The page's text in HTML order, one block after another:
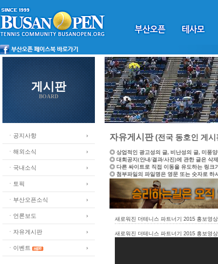
게시판
BOARD
ㆍ공지사항
ㆍ해외소식
ㆍ국내소식
ㆍ토픽
ㆍ부산오픈소식
ㆍ언론보도
ㆍ자유게시판
ㆍ이벤트
자유게시판(전국 동호인 게시
◎ 상업적인 광고성의 글, 비난성의 글, 미풍
◎ 대회공지(안내/결과/사진)에 관한 글은 삭
◎ 다른 싸이트로 직접 이동을 유도하는 링크
◎ 첨부파일의 파일명은 영문 또는 숫자로 하
새로워진 더테니스 파트너기 2015 홍보영
새로워진 더테니스 파트너기 2015 홍보영